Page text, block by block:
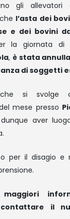
gli
l’asta dei
e dei bovini
la giornata di
, è stata
di soggetti
che si svolge
mese presso
aver
per il disagio e
maggiori
il